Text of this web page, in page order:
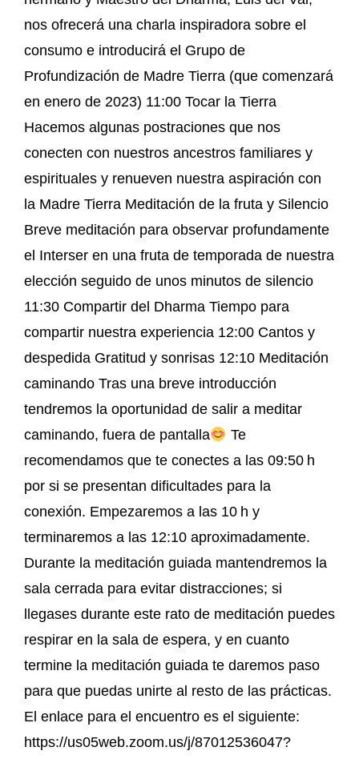
nos ofrecerá una charla inspiradora sobre el
consumo e introducirá el Grupo de
Profundización de Madre Tierra (que comenzará
en enero de 2023) 11:00 Tocar la Tierra
Hacemos algunas postraciones que nos
conecten con nuestros ancestros familiares y
espirituales y renueven nuestra aspiración con
la Madre Tierra Meditación de la fruta y Silencio
Breve meditación para observar profundamente
el Interser en una fruta de temporada de nuestra
elección seguido de unos minutos de silencio
11:30 Compartir del Dharma Tiempo para
compartir nuestra experiencia 12:00 Cantos y
despedida Gratitud y sonrisas 12:10 Meditación
caminando Tras una breve introducción
tendremos la oportunidad de salir a meditar
caminando, fuera de pantalla
Te
recomendamos que te conectes a las 09:50 h
por si se presentan dificultades para la
conexión. Empezaremos a las 10 h y
terminaremos a las 12:10 aproximadamente.
Durante la meditación guiada mantendremos la
sala cerrada para evitar distracciones; si
llegases durante este rato de meditación puedes
respirar en la sala de espera, y en cuanto
termine la meditación guiada te daremos paso
para que puedas unirte al resto de las prácticas.
El enlace para el encuentro es el siguiente:
https://us05web.zoom.us/j/87012536047?